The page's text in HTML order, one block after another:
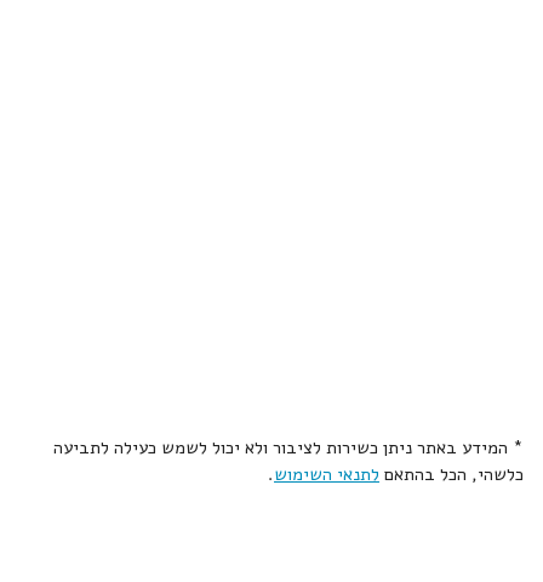
* המידע באתר ניתן כשירות לציבור ולא יכול לשמש כעילה לתביעה
כלשהי, הכל בהתאם לתנאי השימוש.